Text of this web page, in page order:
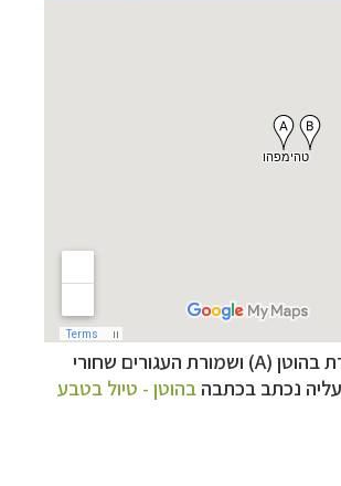
בירת בהוטן (A) ושמורת העגורים שחורי
בהוטן - טיול בטבע